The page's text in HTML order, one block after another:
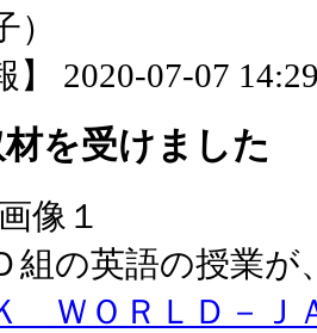
】 2020-07-07
を受けました
の英語の授業が
ＷＯＲＬＤ－Ｊ